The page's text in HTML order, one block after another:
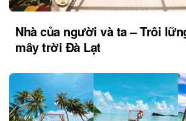
Nhà của người và ta – Trôi
mây trời Đà Lạt